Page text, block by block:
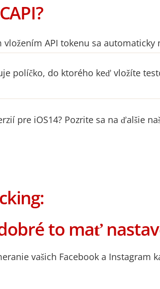
API tokenu sa automaticky
políčko, do ktorého keď vložíte
pre iOS14? Pozrite sa na ďalšie
to mať
vašich Facebook a Instagram